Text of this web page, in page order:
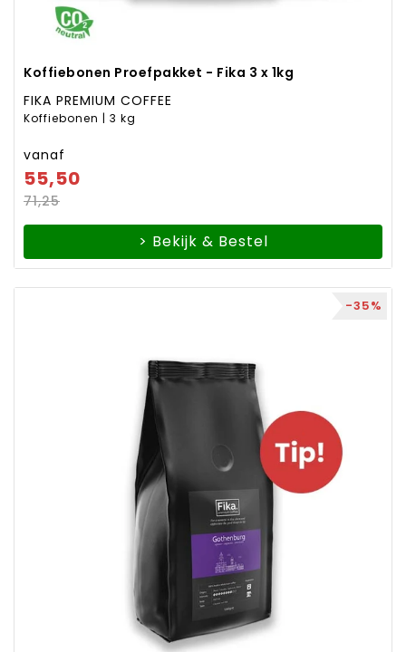
Koffiebonen Proefpakket - Fika 3 x 1kg
FIKA PREMIUM COFFEE
Koffiebonen | 3 kg
vanaf
55,50
71,25
> Bekijk & Bestel
-35%